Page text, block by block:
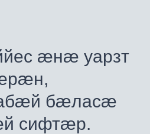
æнæ уарзт
бæласæ
сифтæр.